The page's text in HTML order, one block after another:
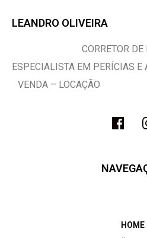
LEANDRO OLIVEIRA
CORRETOR
ESPECIALISTA EM PERÍCIAS E
VENDA – LOCAÇÃO
HOME